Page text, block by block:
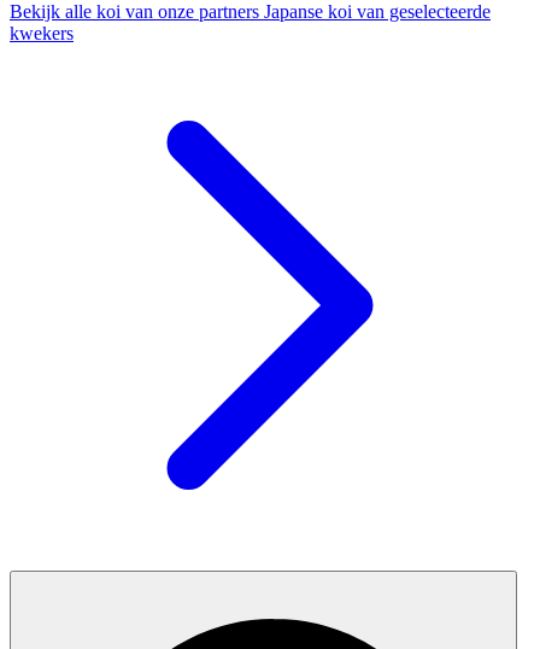
Bekijk alle koi van onze partners Japanse koi van geselecteerde
kwekers